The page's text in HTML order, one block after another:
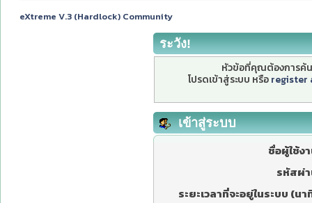
eXtreme V.3 (Hardlock) Community
ระวัง!
หัวข้อที่คุณต้องการค้
โปรดเข้าสู่ระบบ หรือ register
เข้าสู่ระบบ
ชื่อผู้ใช้ง
รหัสผ่
ระยะเวลาที่จะอยู่ในระบบ (นา